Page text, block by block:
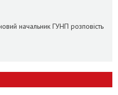
начальник ГУНП розповість